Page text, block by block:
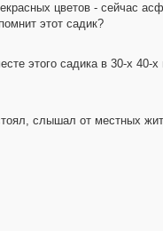
цветов - сейчас
этот садик?
этого садика в 30-х 40-
слышал от местных